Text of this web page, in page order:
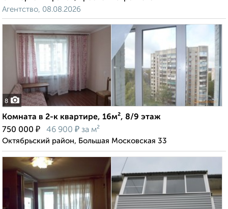
Агентство, 08.08.2026
8
Комната в 2-к квартире, 16м², 8/9 этаж
750 000 ₽ 46 900 ₽ за м²
Октябрьский район, Большая Московская 33